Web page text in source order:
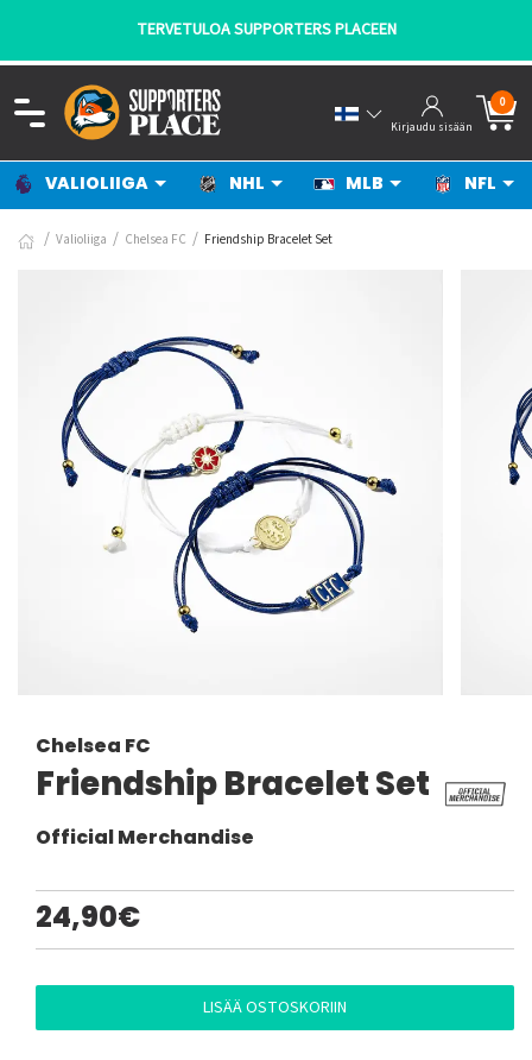
TERVETULOA SUPPORTERS PLACEEN
Kirjaudu sisään
0
VALIOLIIGA NHL MLB NFL
Valioliiga Chelsea FC Friendship Bracelet Set
Chelsea FC
Friendship Bracelet Set
Official Merchandise
24,90€
LISÄÄ OSTOSKORIIN